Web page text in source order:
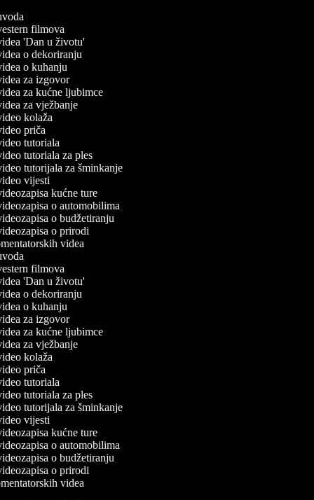
filmova
'Dan u životu'
o dekoriranju
o kuhanju
za izgovor
za kućne ljubimce
za vježbanje
kolaža
priča
tutoriala
tutoriala za ples
tutorijala za šminkanje
vijesti
kućne ture
o automobilima
o budžetiranju
o prirodi
videa
filmova
'Dan u životu'
o dekoriranju
o kuhanju
za izgovor
za kućne ljubimce
za vježbanje
kolaža
priča
tutoriala
tutoriala za ples
tutorijala za šminkanje
vijesti
kućne ture
o automobilima
o budžetiranju
o prirodi
videa